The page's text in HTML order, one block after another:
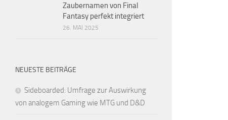
Zaubernamen von Final
Fantasy perfekt integriert
26. MAI 2025
NEUESTE BEITRÄGE
Sideboarded: Umfrage zur Auswirkung
von analogem Gaming wie MTG und D&D